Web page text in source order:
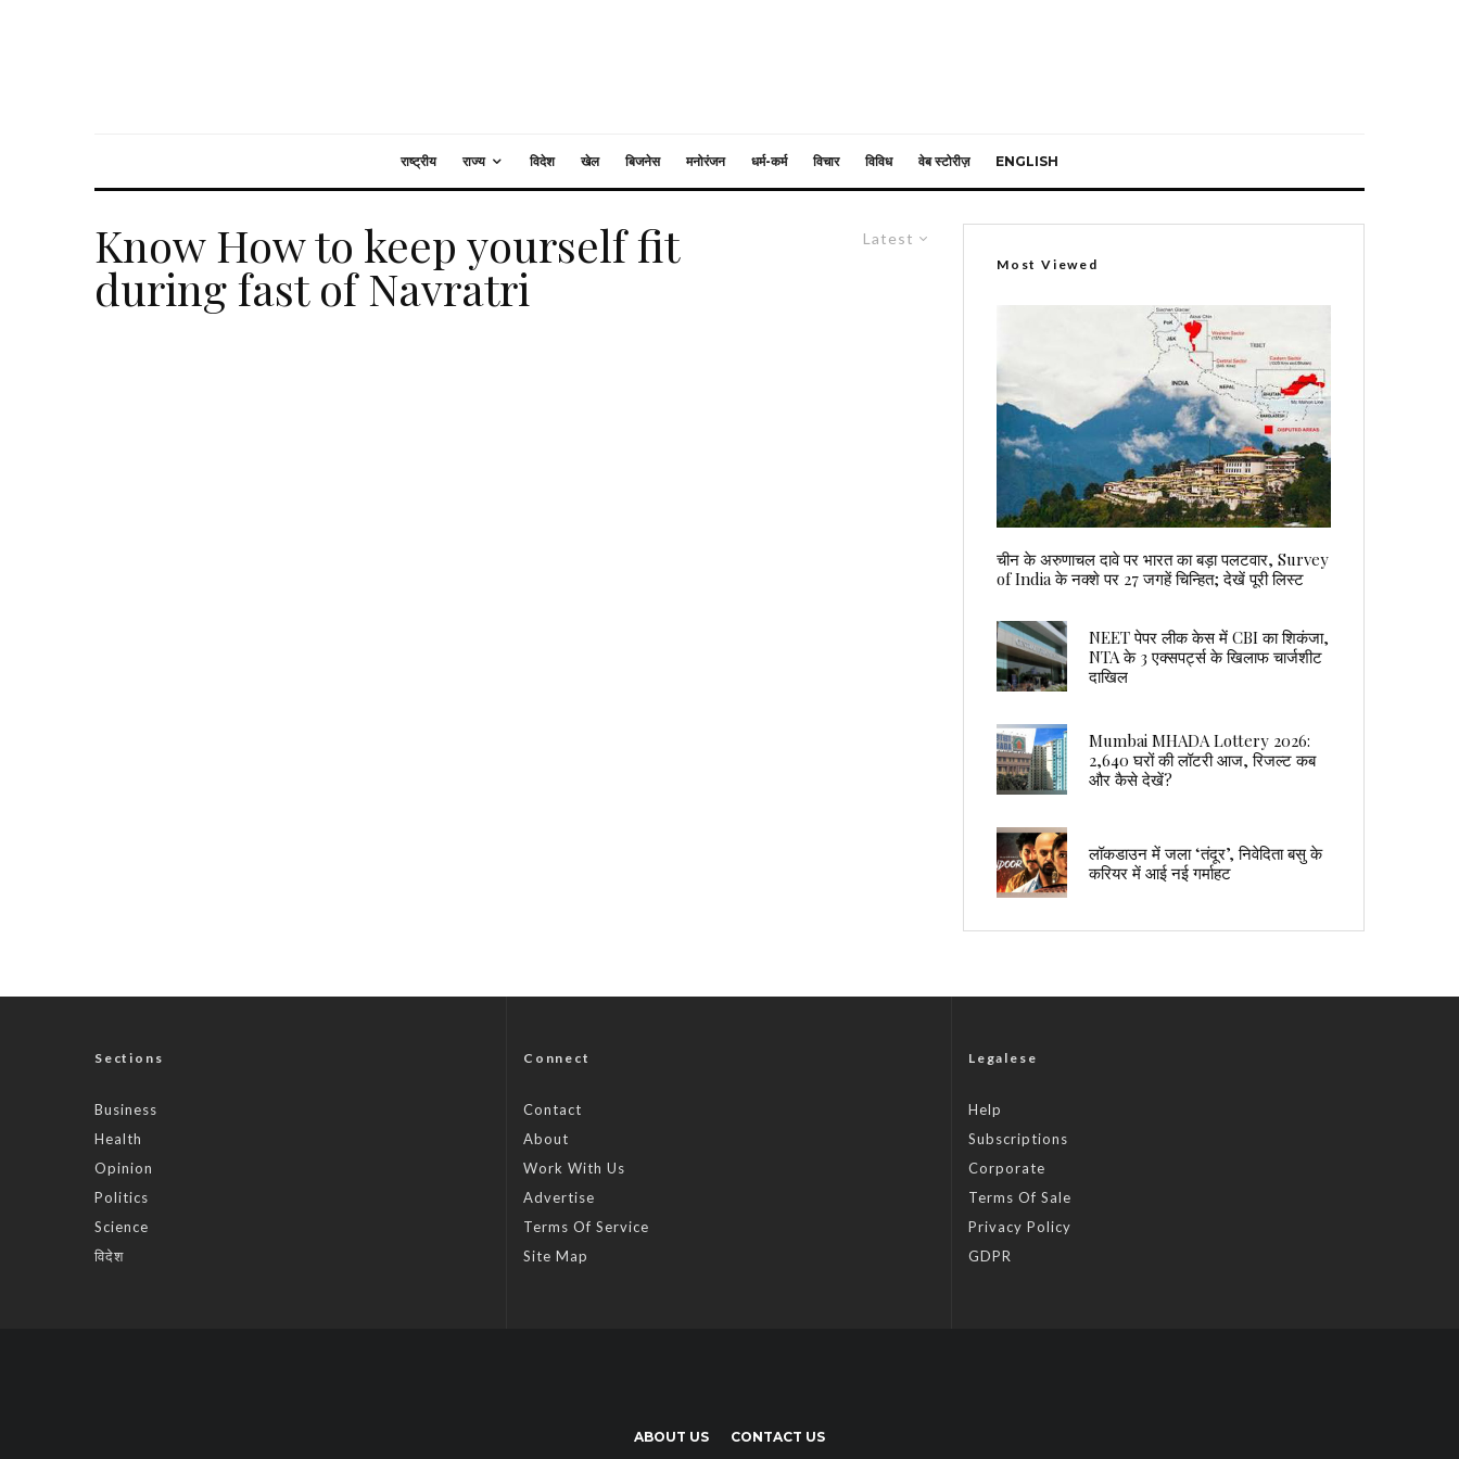
राष्ट्रीय राज्य विदेश खेल बिजनेस मनोरंजन धर्म-कर्म विचार विविध वेब स्टोरीज़ ENGLISH
Latest
Know How to keep yourself fit
during fast of Navratri Most Viewed
चीन के अरुणाचल दावे पर भारत का बड़ा पलटवार, Survey
of India के नक्शे पर 27 जगहें चिन्हित; देखें पूरी लिस्ट
NEET पेपर लीक केस में CBI का शिकंजा,
NTA के 3 एक्सपर्ट्स के खिलाफ चार्जशीट
दाखिल
Mumbai MHADA Lottery 2026:
2,640 घरों की लॉटरी आज, रिजल्ट कब
और कैसे देखें?
लॉकडाउन में जला ‘तंदूर’, निवेदिता बसु के
करियर में आई नई गर्माहट
Sections
Business
Health
Opinion
Politics
Science
विदेश
Connect
Contact
About
Work With Us
Advertise
Terms Of Service
Site Map
Legalese
Help
Subscriptions
Corporate
Terms Of Sale
Privacy Policy
GDPR
ABOUT US CONTACT US